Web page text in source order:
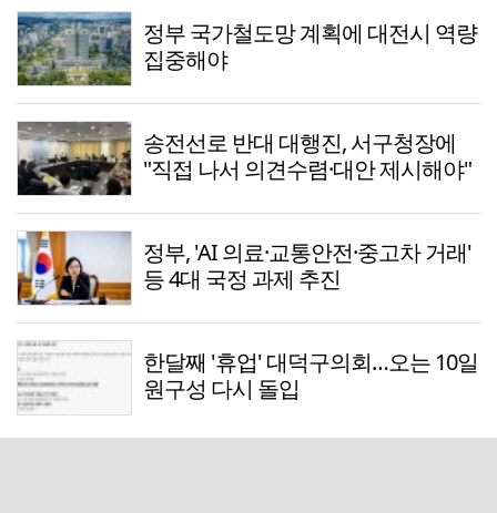
정부 국가철도망 계획에 대전시 역량
집중해야
송전선로 반대 대행진, 서구청장에
"직접 나서 의견수렴·대안 제시해야"
정부, 'AI 의료·교통안전·중고차 거래'
등 4대 국정 과제 추진
한달째 '휴업' 대덕구의회…오는 10일
원구성 다시 돌입